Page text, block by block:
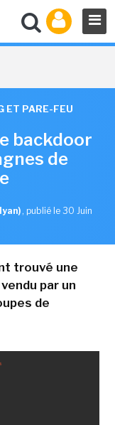
ET PARE-FEU
backdoor
de
, publié le 30 Juin
trouvé une
par un
de